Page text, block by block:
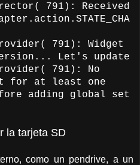
791): Received
791): Widget
Let's update
791): No
for at least one
adding global set
la tarjeta SD
como un pendrive, a un